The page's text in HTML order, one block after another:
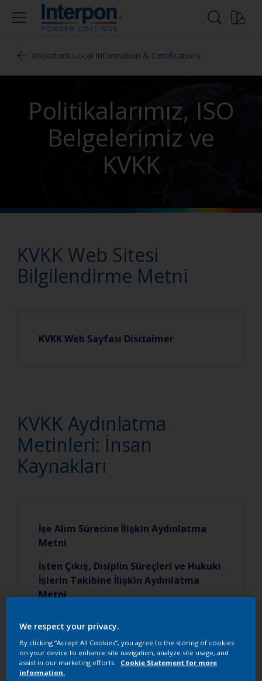
Important Local Information & Certifications
Politikalarımız, ISO
Belgelerimiz ve
KVKK
KVKK Web Sitesi
Bilgilendirme Metni
KVKK Web Sayfası Disclaimer
KVKK Aydınlatma
Metinleri: İnsan
Kaynakları
İşe Alım Sürecine İlişkin Aydınlatma
Metni
İşten Çıkış, Disiplin Süreçleri ve Hukuki
İşlerin Takibine İlişkin Aydınlatma
Metni
Ölçümleri Hk. Aydınlatma Metni
İşe Alım ve Mülakat Sürecine İlişkin
Aydınlatma Metni
We respect your privacy.
By clicking “Accept All Cookies”, you agree to the storing of cookies
on your device to enhance site navigation, analyze site usage, and
assist in our marketing efforts.
Cookie Statement for more
information.